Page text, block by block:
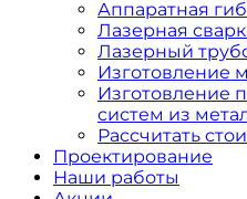
Аппаратная
Лазерная
Лазерный
Изготовление
Изготовление
систем из
Рассчитать
Проектирование
Наши работы